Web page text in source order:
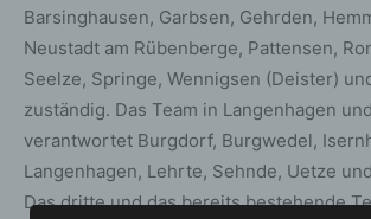
Barsinghausen, Garbsen, Gehrden,
Neustadt am Rübenberge, Pattensen,
Seelze, Springe, Wennigsen (Deister)
zuständig. Das Team in Langenhagen
verantwortet Burgdorf, Burgwedel,
Langenhagen, Lehrte, Sehnde, Uetze
Das dritte und das bereits bestehende